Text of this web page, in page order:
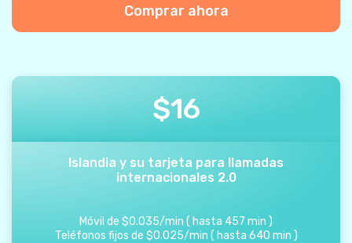
Comprar ahora
$16
Islandia y su tarjeta para llamadas
internacionales 2.0
Móvil de $0.035/min ( hasta 457 min )
Teléfonos fijos de $0.025/min ( hasta 640 min )